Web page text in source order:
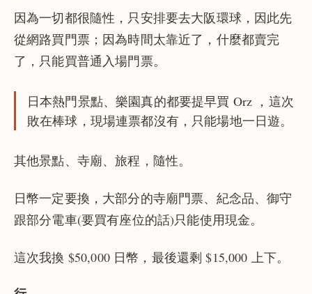
因為一切都很隨性，只安排要去大阪環球，因此先
從網路買門票；因為時間太靠近了，什麼都賣完
了，只能買普通入場門票。
日本熱門景點、樂園真的都要提早買 Orz ，這次
敗在棒球，現場連票都沒有，只能場地一日遊。
其他景點、寺廟、旅程，隨性。
日幣一定要換，大部分的寺廟門票、紀念品、御守
跟部分電車(要買有座位的話)只能使用現金。
這次我換 $50,000 日幣，最後還剩 $15,000 上下。